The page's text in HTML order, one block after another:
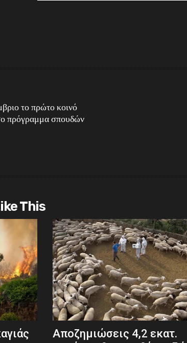
το πρώτο κοινό
πρόγραμμα σπουδών
This
Αποζημιώσεις 4,2 εκατ.